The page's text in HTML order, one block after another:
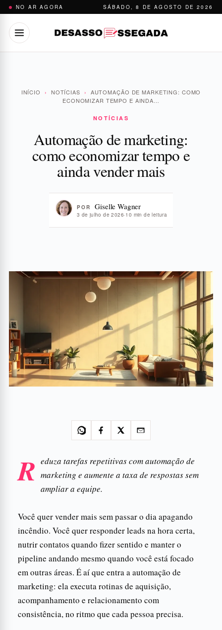
Pular
conteúdo
NO AR AGORA SÁBADO, 8 DE AGOSTO DE 2026
INÍCIO › NOTÍCIAS ›
AUTOMAÇÃO DE MARKETING: COMO
ECONOMIZAR TEMPO E AINDA…
NOTÍCIAS
Automação de marketing:
como economizar tempo e
ainda vender mais
POR Giselle Wagner
3 de julho de 2026·10 min de leitura
R eduza tarefas repetitivas com automação de
marketing e aumente a taxa de respostas sem
ampliar a equipe.
Você quer vender mais sem passar o dia apagando
incêndio. Você quer responder leads na hora certa,
nutrir contatos quando fizer sentido e manter o
pipeline andando mesmo quando você está focado
em outras áreas. É aí que entra a automação de
marketing: ela executa rotinas de aquisição,
acompanhamento e relacionamento com
consistência, no ritmo que cada pessoa precisa.